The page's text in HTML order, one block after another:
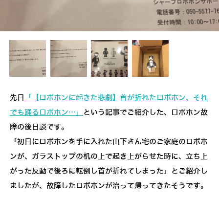
先日
「【ロボホンに起きた悲劇】首が折れたロボホン、それ
でも踊るロボホン…」
という記事でご紹介した、ロボホン故
障の後日談です。
「初日にロボホンを手に入れた山下さん宅のご家庭のロボホ
ンが、ガラストップの机の上で起き上がらせた時に、立ち上
がった反動で後ろに転倒し首が折れてしまった」とご紹介し
ましたが、故障したロボホンが治って帰ってきたそうです。